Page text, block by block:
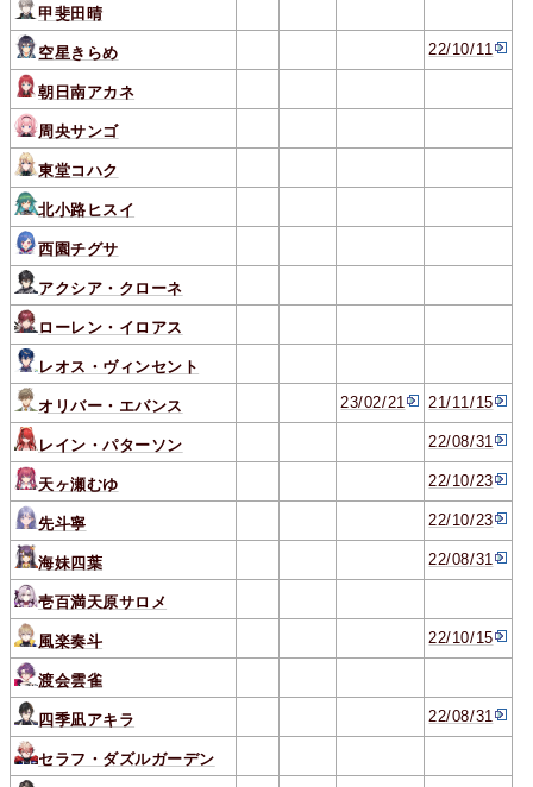
甲斐田晴
空星きらめ 22/10/11
朝日南アカネ
周央サンゴ
東堂コハク
北小路ヒスイ
西園チグサ
アクシア・クローネ
ローレン・イロアス
レオス・ヴィンセント
オリバー・エバンス 23/02/21 21/11/15
レイン・パターソン 22/08/31
天ヶ瀬むゆ 22/10/23
先斗寧 22/10/23
海妹四葉 22/08/31
壱百満天原サロメ
風楽奏斗 22/10/15
渡会雲雀
四季凪アキラ 22/08/31
セラフ・ダズルガーデン